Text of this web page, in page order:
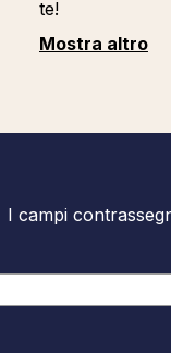
te!
Mostra altro
I campi